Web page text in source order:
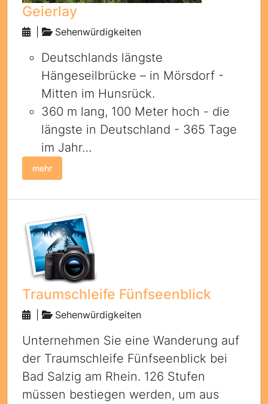
Geierlay
Sehenwürdigkeiten
Deutschlands längste
Hängeseilbrücke – in Mörsdorf -
Mitten im Hunsrück.
360 m lang, 100 Meter hoch - die
längste in Deutschland - 365 Tage
im Jahr…
mehr
Traumschleife Fünfseenblick
Sehenwürdigkeiten
Unternehmen Sie eine Wanderung auf
der Traumschleife Fünfseenblick bei
Bad Salzig am Rhein. 126 Stufen
müssen bestiegen werden, um aus